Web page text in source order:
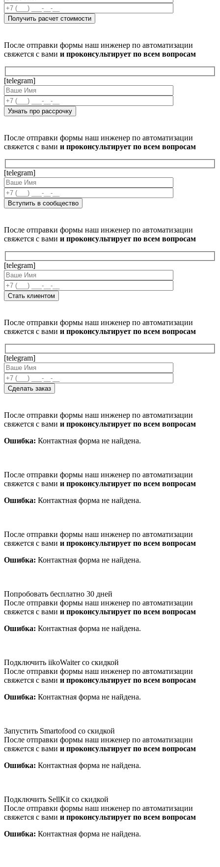
После отправки формы наш инженер по автоматизации
свяжется с вами и проконсультирует по всем вопросам
[telegram]
После отправки формы наш инженер по автоматизации
свяжется с вами и проконсультирует по всем вопросам
[telegram]
После отправки формы наш инженер по автоматизации
свяжется с вами и проконсультирует по всем вопросам
[telegram]
После отправки формы наш инженер по автоматизации
свяжется с вами и проконсультирует по всем вопросам
[telegram]
После отправки формы наш инженер по автоматизации
свяжется с вами и проконсультирует по всем вопросам
Ошибка: Контактная форма не найдена.
После отправки формы наш инженер по автоматизации
свяжется с вами и проконсультирует по всем вопросам
Ошибка: Контактная форма не найдена.
После отправки формы наш инженер по автоматизации
свяжется с вами и проконсультирует по всем вопросам
Ошибка: Контактная форма не найдена.
Попробовать бесплатно 30 дней
После отправки формы наш инженер по автоматизации
свяжется с вами и проконсультирует по всем вопросам
Ошибка: Контактная форма не найдена.
Подключить iikoWaiter со скидкой
После отправки формы наш инженер по автоматизации
свяжется с вами и проконсультирует по всем вопросам
Ошибка: Контактная форма не найдена.
Запустить Smartofood со скидкой
После отправки формы наш инженер по автоматизации
свяжется с вами и проконсультирует по всем вопросам
Ошибка: Контактная форма не найдена.
Подключить SellKit со скидкой
После отправки формы наш инженер по автоматизации
свяжется с вами и проконсультирует по всем вопросам
Ошибка: Контактная форма не найдена.